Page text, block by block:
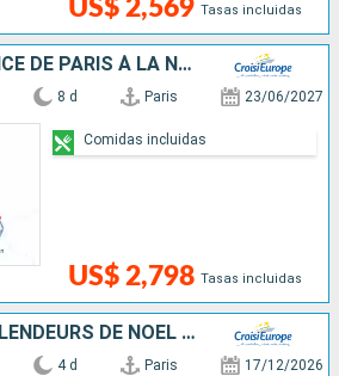
US$ 2,569 Tasas incluidas
L'HISTOIRE DE FRANCE DE PARIS À LA NORMANDIE ET L'EXCEPTIONNEL RASSEMBLEMENT DE GRANDS VOILIERS DE L'ARMADA DE ROUEN
8 d Paris 23/06/2027
US$ 2,798 Tasas incluidas
Comidas incluidas
HIVER ROYAL ET SPLENDEURS DE NOËL - L'AVENT AU FIL DE LA SEINE À BORD D'UN BATEAU À ROUES À AUBES
4 d Paris 17/12/2026